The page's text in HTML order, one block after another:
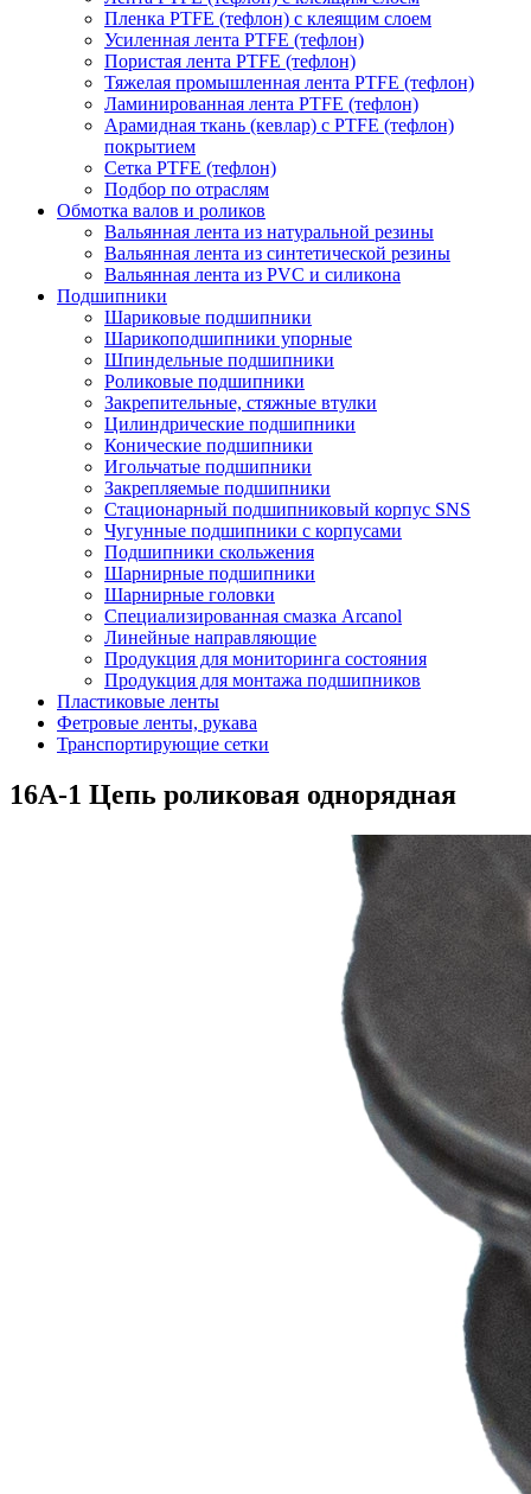
Пленка PTFE (тефлон) с клеящим слоем
Усиленная лента PTFE (тефлон)
Пористая лента PTFE (тефлон)
Тяжелая промышленная лента PTFE (тефлон)
Ламинированная лента PTFE (тефлон)
Арамидная ткань (кевлар) с PTFE (тефлон)
покрытием
Сетка PTFE (тефлон)
Подбор по отраслям
Обмотка валов и роликов
Вальянная лента из натуральной резины
Вальянная лента из синтетической резины
Вальянная лента из PVC и силикона
Подшипники
Шариковые подшипники
Шарикоподшипники упорные
Шпиндельные подшипники
Роликовые подшипники
Закрепительные, стяжные втулки
Цилиндрические подшипники
Конические подшипники
Игольчатые подшипники
Закрепляемые подшипники
Стационарный подшипниковый корпус SNS
Чугунные подшипники с корпусами
Подшипники скольжения
Шарнирные подшипники
Шарнирные головки
Специализированная смазка Arcanol
Линейные направляющие
Продукция для мониторинга состояния
Продукция для монтажа подшипников
Пластиковые ленты
Фетровые ленты, рукава
Транспортирующие сетки
16A-1 Цепь роликовая однорядная